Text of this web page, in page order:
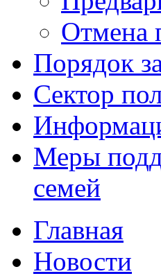
Отмена
Порядок
Сектор
Меры
семей
Главная
Новости